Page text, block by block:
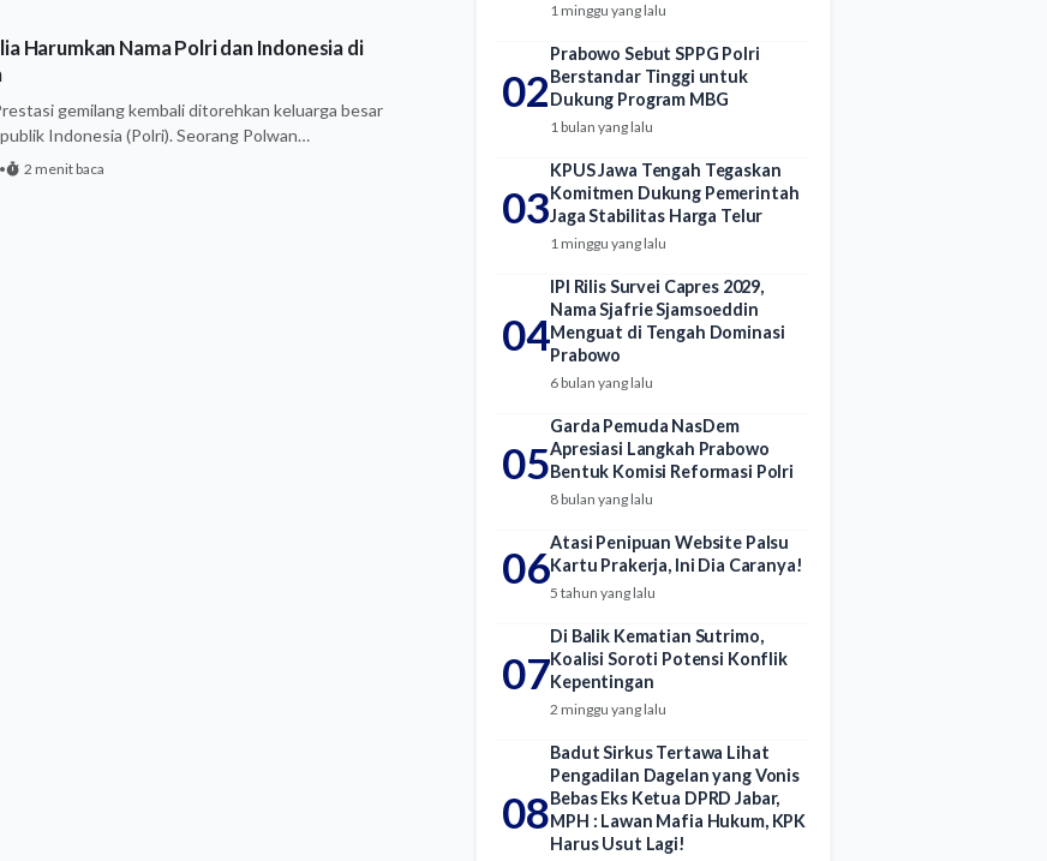
Harumkan Nama Polri dan Indonesia di
gemilang kembali ditorehkan keluarga besar
Indonesia (Polri). Seorang Polwan…
• 2 menit baca
1 minggu yang lalu
02
Prabowo Sebut SPPG Polri
Berstandar Tinggi untuk
Dukung Program MBG
1 bulan yang lalu
03
KPUS Jawa Tengah Tegaskan
Komitmen Dukung Pemerintah
Jaga Stabilitas Harga Telur
1 minggu yang lalu
04
IPI Rilis Survei Capres 2029,
Nama Sjafrie Sjamsoeddin
Menguat di Tengah Dominasi
Prabowo
6 bulan yang lalu
05
Garda Pemuda NasDem
Apresiasi Langkah Prabowo
Bentuk Komisi Reformasi Polri
8 bulan yang lalu
06Atasi Penipuan Website Palsu
Kartu Prakerja, Ini Dia Caranya!
5 tahun yang lalu
07
Di Balik Kematian Sutrimo,
Koalisi Soroti Potensi Konflik
Kepentingan
2 minggu yang lalu
08
Badut Sirkus Tertawa Lihat
Pengadilan Dagelan yang Vonis
Bebas Eks Ketua DPRD Jabar,
MPH : Lawan Mafia Hukum, KPK
Harus Usut Lagi!